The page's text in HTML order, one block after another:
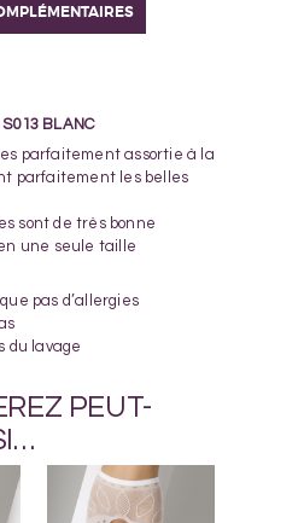
BLANC
parfaitement assortie à la
parfaitement les belles
sont de très bonne
une seule taille
pas d’allergies
du lavage
PEUT-